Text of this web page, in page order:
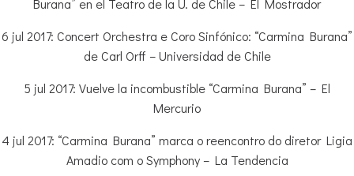
Burana” en el Teatro de la U. de Chile – El Mostrador
6 jul 2017: Concert Orchestra e Coro Sinfónico: “Carmina Burana”
de Carl Orff – Universidad de Chile
5 jul 2017: Vuelve la incombustible “Carmina Burana” – El
Mercurio
4 jul 2017: “Carmina Burana” marca o reencontro do diretor Ligia
Amadio com o Symphony – La Tendencia